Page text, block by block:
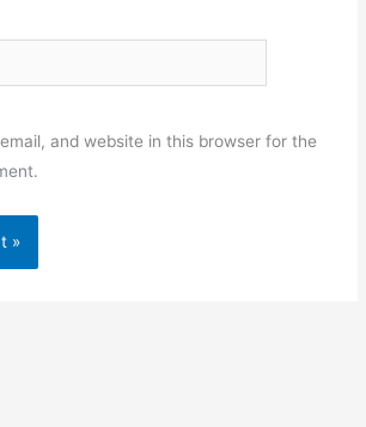
and website in this browser for the